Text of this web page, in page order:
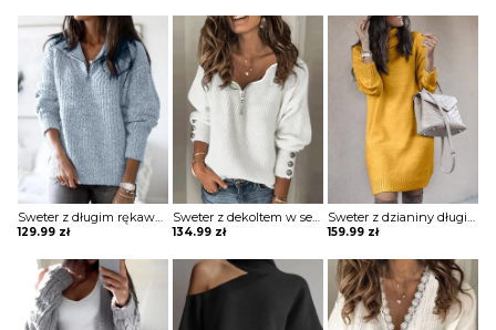
Sweter z długim rękawem i dekoltem w serek Tessel
129.99 zł
Sweter z dekoltem w serek Cherilynn
134.99 zł
Sweter z dzianiny długim rękawem i dekoltem w szpic sukienka Shelley
159.99 zł